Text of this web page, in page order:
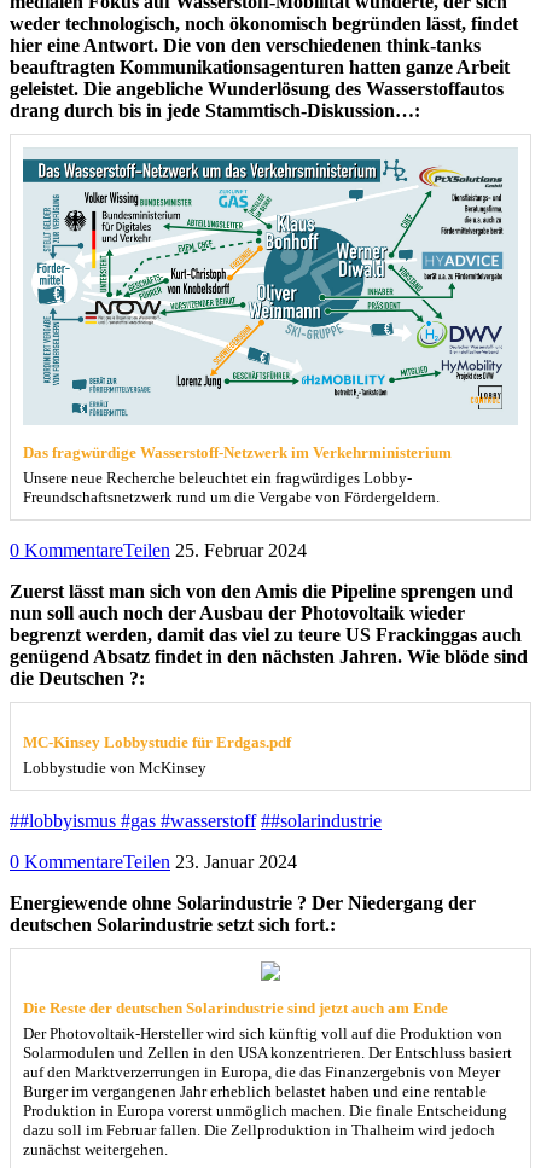
weder technologisch, noch ökonomisch begründen lässt, findet
hier eine Antwort. Die von den verschiedenen think-tanks
beauftragten Kommunikationsagenturen hatten ganze Arbeit
geleistet. Die angebliche Wunderlösung des Wasserstoffautos
drang durch bis in jede Stammtisch-Diskussion…:
Das fragwürdige Wasserstoff-Netzwerk im Verkehrministerium
Unsere neue Recherche beleuchtet ein fragwürdiges Lobby-
Freundschaftsnetzwerk rund um die Vergabe von Fördergeldern.
0 KommentareTeilen 25. Februar 2024
Zuerst lässt man sich von den Amis die Pipeline sprengen und
nun soll auch noch der Ausbau der Photovoltaik wieder
begrenzt werden, damit das viel zu teure US Frackinggas auch
genügend Absatz findet in den nächsten Jahren. Wie blöde sind
die Deutschen ?:
MC-Kinsey Lobbystudie für Erdgas.pdf
Lobbystudie von McKinsey
##lobbyismus #gas #wasserstoff ##solarindustrie
0 KommentareTeilen 23. Januar 2024
Energiewende ohne Solarindustrie ? Der Niedergang der
deutschen Solarindustrie setzt sich fort.:
Die Reste der deutschen Solarindustrie sind jetzt auch am Ende
Der Photovoltaik-Hersteller wird sich künftig voll auf die Produktion von
Solarmodulen und Zellen in den USA konzentrieren. Der Entschluss basiert
auf den Marktverzerrungen in Europa, die das Finanzergebnis von Meyer
Burger im vergangenen Jahr erheblich belastet haben und eine rentable
Produktion in Europa vorerst unmöglich machen. Die finale Entscheidung
dazu soll im Februar fallen. Die Zellproduktion in Thalheim wird jedoch
zunächst weitergehen.